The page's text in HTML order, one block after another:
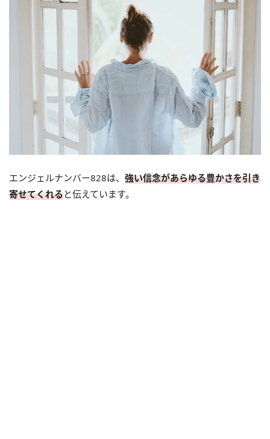
エンジェルナンバー828は、 強い信念があらゆる豊かさを引き
寄せてくれると伝えています。